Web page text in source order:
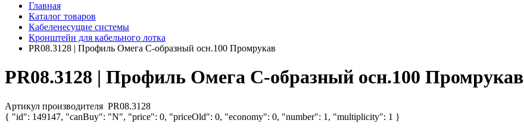
Главная
Каталог товаров
Кабеленесущие системы
Кронштейн для кабельного лотка
PR08.3128 | Профиль Омега С-образный осн.100 Промрукав
PR08.3128 | Профиль Омега С-образный осн.100 Промрукав
Артикул производителя PR08.3128
{ "id": 149147, "canBuy": "N", "price": 0, "priceOld": 0, "economy": 0, "number": 1, "multiplicity": 1 }